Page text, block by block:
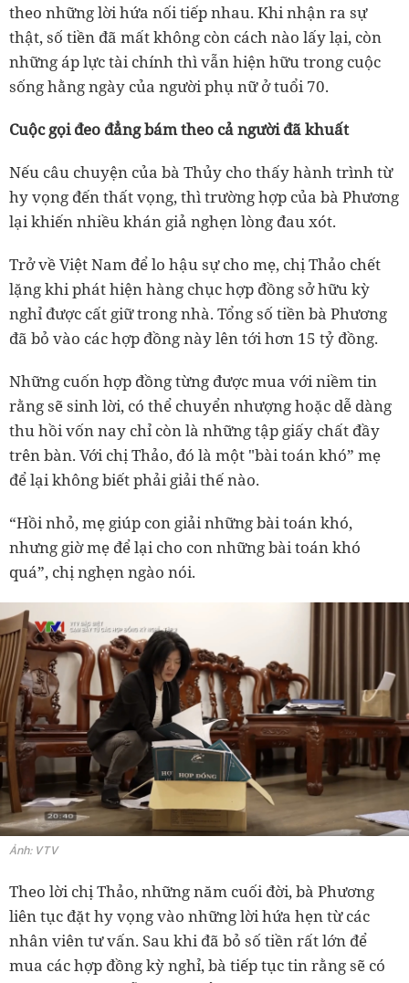
theo những lời hứa nối tiếp nhau. Khi nhận ra sự
thật, số tiền đã mất không còn cách nào lấy lại, còn
những áp lực tài chính thì vẫn hiện hữu trong cuộc
sống hằng ngày của người phụ nữ ở tuổi 70.
Cuộc gọi đeo đẳng bám theo cả người đã khuất
Nếu câu chuyện của bà Thủy cho thấy hành trình từ
hy vọng đến thất vọng, thì trường hợp của bà Phương
lại khiến nhiều khán giả nghẹn lòng đau xót.
Trở về Việt Nam để lo hậu sự cho mẹ, chị Thảo chết
lặng khi phát hiện hàng chục hợp đồng sở hữu kỳ
nghỉ được cất giữ trong nhà. Tổng số tiền bà Phương
đã bỏ vào các hợp đồng này lên tới hơn 15 tỷ đồng.
Những cuốn hợp đồng từng được mua với niềm tin
rằng sẽ sinh lời, có thể chuyển nhượng hoặc dễ dàng
thu hồi vốn nay chỉ còn là những tập giấy chất đầy
trên bàn. Với chị Thảo, đó là một "bài toán khó” mẹ
để lại không biết phải giải thế nào.
“Hồi nhỏ, mẹ giúp con giải những bài toán khó,
nhưng giờ mẹ để lại cho con những bài toán khó
quá”, chị nghẹn ngào nói.
Ảnh: VTV
Theo lời chị Thảo, những năm cuối đời, bà Phương
liên tục đặt hy vọng vào những lời hứa hẹn từ các
nhân viên tư vấn. Sau khi đã bỏ số tiền rất lớn để
mua các hợp đồng kỳ nghỉ, bà tiếp tục tin rằng sẽ có